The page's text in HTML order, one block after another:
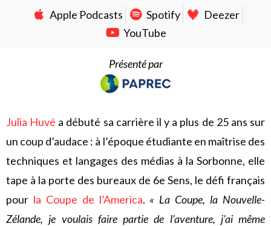
Apple Podcasts Spotify
Deezer
YouTube
Présenté par
Julia Huvé a débuté sa carrière il y a plus de 25 ans sur
un coup d’audace : à l’époque étudiante en maîtrise des
techniques et langages des médias à la Sorbonne, elle
tape à la porte des bureaux de 6e Sens, le défi français
pour la Coupe de l’America. « La Coupe, la Nouvelle-
Zélande, je voulais faire partie de l’aventure, j’ai même